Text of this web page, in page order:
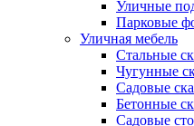
Уличные
Парковые
Уличная мебель
Стальные
Чугунные
Садовые
Бетонные
Садовые